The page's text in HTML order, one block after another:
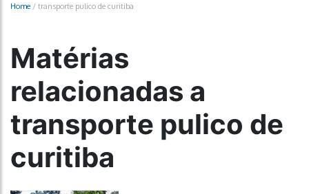
Home / transporte pulico de curitiba
Matérias
relacionadas a
transporte pulico de
curitiba